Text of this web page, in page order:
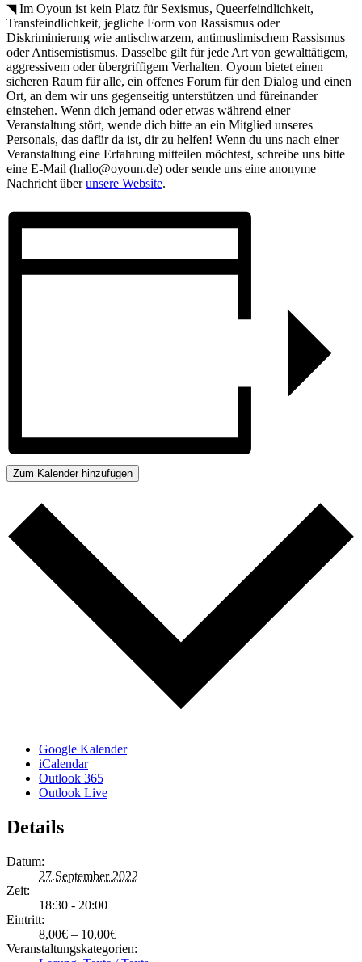
◥ Im Oyoun ist kein Platz für Sexismus, Queerfeindlichkeit,
Transfeindlichkeit, jegliche Form von Rassismus oder
Diskriminierung wie antischwarzem, antimuslimischem Rassismus
oder Antisemistismus. Dasselbe gilt für jede Art von gewalttätigem,
aggressivem oder übergriffigem Verhalten. Oyoun bietet einen
sicheren Raum für alle, ein offenes Forum für den Dialog und einen
Ort, an dem wir uns gegenseitig unterstützen und füreinander
einstehen. Wenn dich jemand oder etwas während einer
Veranstaltung stört, wende dich bitte an ein Mitglied unseres
Personals, das dafür da ist, dir zu helfen! Wenn du uns nach einer
Veranstaltung eine Erfahrung mitteilen möchtest, schreibe uns bitte
eine E-Mail (hallo@oyoun.de) oder sende uns eine anonyme
Nachricht überunsere Website.
Zum Kalender hinzufügen
Google Kalender
iCalendar
Outlook 365
Outlook Live
Details
Datum:
27.September 2022
Zeit:
18:30 - 20:00
Eintritt:
8,00€ – 10,00€
Veranstaltungskategorien: